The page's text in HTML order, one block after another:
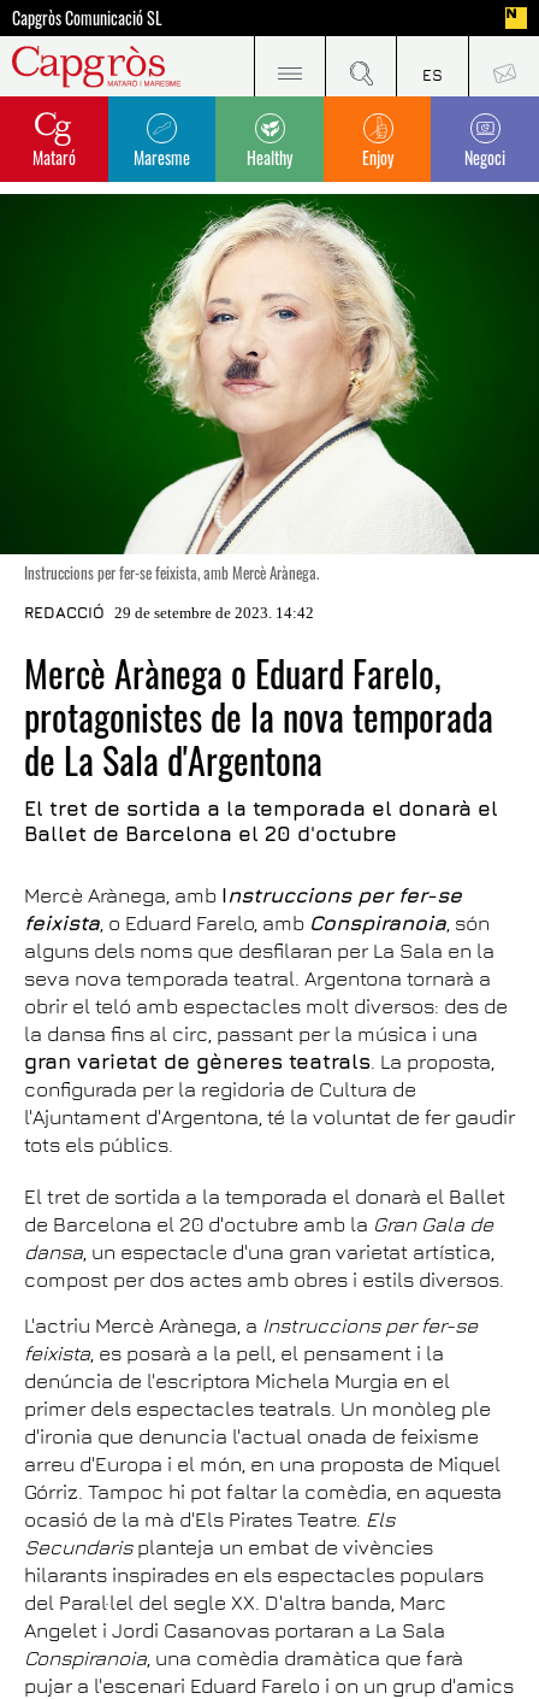
Capgròs Comunicació SL
Mataró Maresme Healthy Enjoy Negoci
Instruccions per fer-se feixista, amb Mercè Arànega.
REDACCIÓ 29 de setembre de 2023. 14:42
Mercè Arànega o Eduard Farelo,
protagonistes de la nova temporada
de La Sala d'Argentona
El tret de sortida a la temporada el donarà el
Ballet de Barcelona el 20 d'octubre
Mercè Arànega, amb Instruccions per fer-se
feixista , o Eduard Farelo, amb Conspiranoia , són
alguns dels noms que desfilaran per La Sala en la
seva nova temporada teatral. Argentona tornarà a
obrir el teló amb espectacles molt diversos: des de
la dansa fins al circ, passant per la música i una
gran varietat de gèneres teatrals . La proposta,
configurada per la regidoria de Cultura de
l'Ajuntament d'Argentona, té la voluntat de fer gaudir
tots els públics.
El tret de sortida a la temporada el donarà el Ballet
de Barcelona el 20 d'octubre amb la Gran Gala de
dansa , un espectacle d'una gran varietat artística,
compost per dos actes amb obres i estils diversos.
L'actriu Mercè Arànega, a Instruccions per fer-se
feixista , es posarà a la pell, el pensament i la
denúncia de l'escriptora Michela Murgia en el
primer dels espectacles teatrals. Un monòleg ple
d'ironia que denuncia l'actual onada de feixisme
arreu d'Europa i el món, en una proposta de Miquel
Górriz. Tampoc hi pot faltar la comèdia, en aquesta
ocasió de la mà d'Els Pirates Teatre. Els
Secundarisplanteja un embat de vivències
hilarants inspirades en els espectacles populars
del Paral·lel del segle XX. D'altra banda, Marc
Angelet i Jordi Casanovas portaran a La Sala
Conspiranoia , una comèdia dramàtica que farà
pujar a l'escenari Eduard Farelo i on un grup d'amics